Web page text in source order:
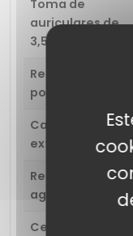
Toma de
auriculares de
3,5 mm
Resistencia al
polvo
Características
extra
Resistente al
agua
Certificado de